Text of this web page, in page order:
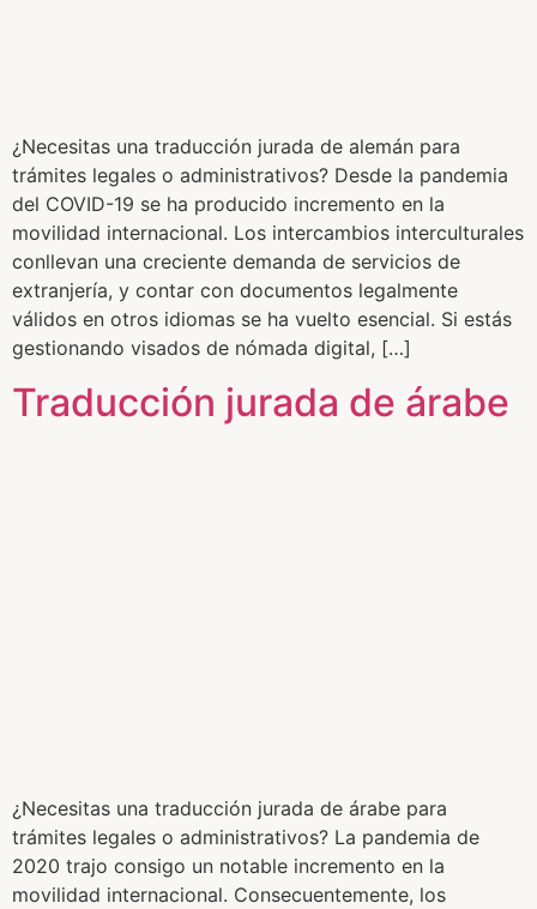
¿Necesitas una traducción jurada de alemán para
trámites legales o administrativos? Desde la pandemia
del COVID-19 se ha producido incremento en la
movilidad internacional. Los intercambios interculturales
conllevan una creciente demanda de servicios de
extranjería, y contar con documentos legalmente
válidos en otros idiomas se ha vuelto esencial. Si estás
gestionando visados de nómada digital, […]
Traducción jurada de árabe
¿Necesitas una traducción jurada de árabe para
trámites legales o administrativos? La pandemia de
2020 trajo consigo un notable incremento en la
movilidad internacional. Consecuentemente, los